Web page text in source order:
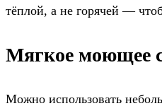
тёплой, а не горячей —
Мягкое моющее
Можно использовать